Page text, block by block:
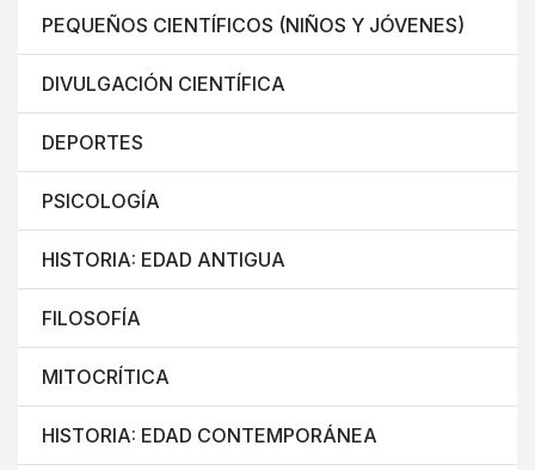
PEQUEÑOS CIENTÍFICOS (NIÑOS Y JÓVENES)
DIVULGACIÓN CIENTÍFICA
DEPORTES
PSICOLOGÍA
HISTORIA: EDAD ANTIGUA
FILOSOFÍA
MITOCRÍTICA
HISTORIA: EDAD CONTEMPORÁNEA